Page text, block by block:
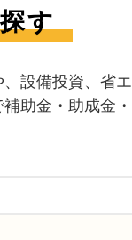
す
設備投資、省エ
助金・助成金・